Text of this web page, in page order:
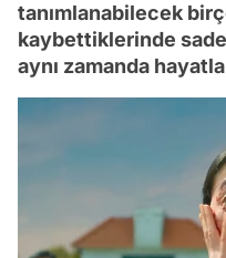
tanımlanabilecek
kaybettiklerinde
aynı zamanda